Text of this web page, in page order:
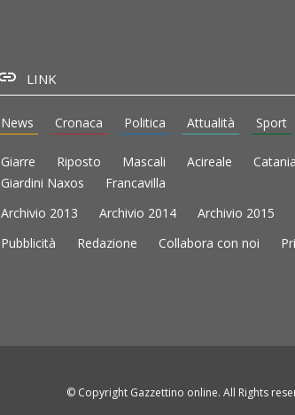
LINK
News Cronaca Politica Attualità Sport
Giarre Riposto Mascali Acireale
Catania
Giardini Naxos
Francavilla
Archivio 2013
Archivio 2014
Archivio 2015
Pubblicità
Redazione Collabora con noi
© Copyright Gazzettino online. All Rights